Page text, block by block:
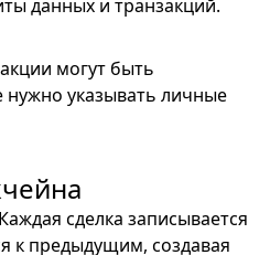
данных и транзакций.
могут быть
указывать личные
сделка записывается
к предыдущим, создавая